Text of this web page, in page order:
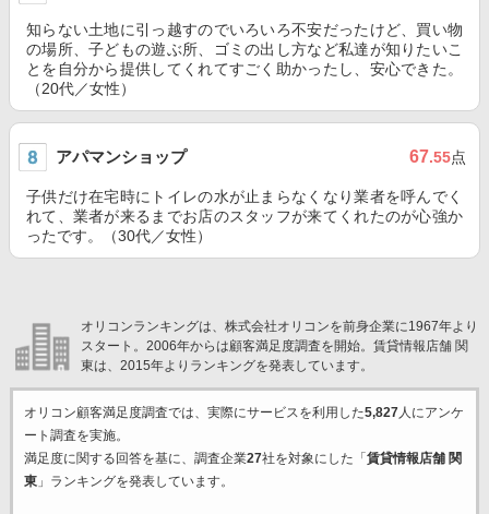
知らない土地に引っ越すのでいろいろ不安だったけど、買い物
の場所、子どもの遊ぶ所、ゴミの出し方など私達が知りたいこ
とを自分から提供してくれてすごく助かったし、安心できた。
（20代／女性）
アパマンショップ 67.55点
子供だけ在宅時にトイレの水が止まらなくなり業者を呼んでく
れて、業者が来るまでお店のスタッフが来てくれたのが心強か
ったです。（30代／女性）
オリコンランキングは、株式会社オリコンを前身企業に1967年より
スタート。2006年からは顧客満足度調査を開始。賃貸情報店舗 関
東は、2015年よりランキングを発表しています。
オリコン顧客満足度調査では、実際にサービスを利用した5,827人にアンケ
ート調査を実施。
満足度に関する回答を基に、調査企業27社を対象にした「 賃貸情報店舗 関
東」ランキングを発表しています。